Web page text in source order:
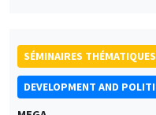
SÉMINAIRES THÉMATIQUES
DEVELOPMENT AND